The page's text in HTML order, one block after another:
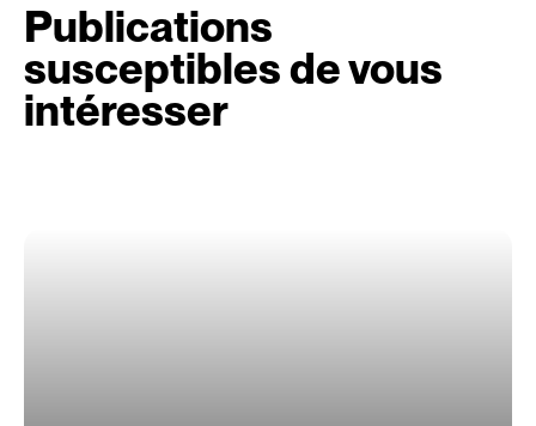
Publications
susceptibles de vous
intéresser